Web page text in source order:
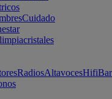
Cuidado
RadiosAltavocesHifi